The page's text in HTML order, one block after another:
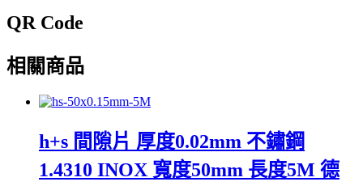
QR Code
相關商品
h+s 間隙片 厚度0.02mm 不鏽鋼
1.4310 INOX 寬度50mm 長度5M 德